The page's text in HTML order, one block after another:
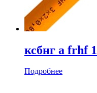
ксбнг а frhf
Подробнее